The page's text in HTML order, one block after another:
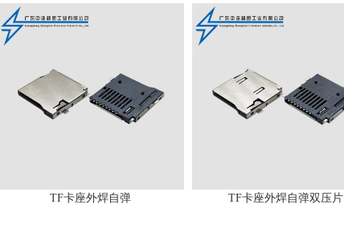
TF卡座外焊自弹 TF卡座外焊自弹双压片